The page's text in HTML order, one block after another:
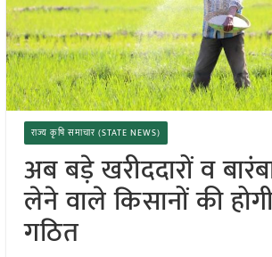
राज्य कृषि समाचार (STATE NEWS)
अब बड़े खरीददारों व
लेने वाले किसानों की
गठित